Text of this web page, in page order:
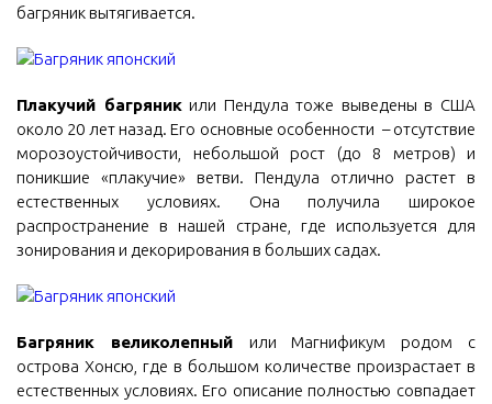
багряник вытягивается.
Плакучий багряникили Пендула тоже выведены в США
около 20 лет назад. Его основные особенности – отсутствие
морозоустойчивости, небольшой рост (до 8 метров) и
поникшие «плакучие» ветви. Пендула отлично растет в
естественных условиях. Она получила широкое
распространение в нашей стране, где используется для
зонирования и декорирования в больших садах.
Багряник великолепный или Магнификум родом с
острова Хонсю, где в большом количестве произрастает в
естественных условиях. Его описание полностью совпадает